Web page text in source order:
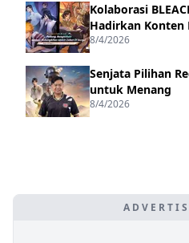
Kolaborasi
Hadirkan Konten
8/4/2026
Senjata Pilihan
untuk Menang
8/4/2026